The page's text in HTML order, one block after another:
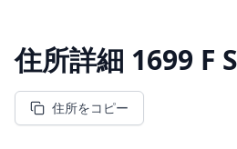
住所詳細 1699 F
住所をコピー